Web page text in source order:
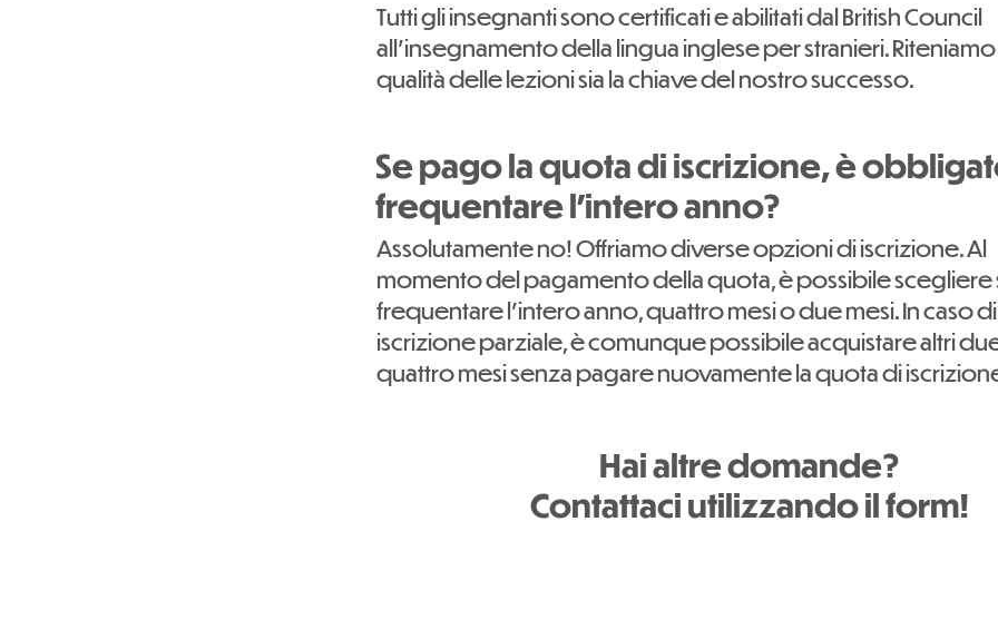
Tutti gli insegnanti sono certificati e abilitati dal British Council
all'insegnamento della lingua inglese per stranieri. Riteniamo
qualità delle lezioni sia la chiave del nostro successo.
Se pago la quota di iscrizione, è
frequentare l'intero anno?
Assolutamente no! Offriamo diverse opzioni di iscrizione. Al
momento del pagamento della quota, è possibile scegliere
frequentare l'intero anno, quattro mesi o due mesi. In caso di
iscrizione parziale, è comunque possibile acquistare altri
quattro mesi senza pagare nuovamente la quota di
Hai altre domande?
Contattaci utilizzando il form!